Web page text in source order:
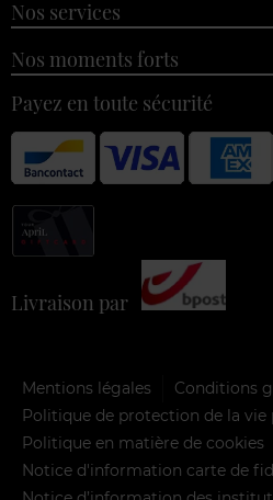
Nos services
Nos moments forts
Payez en toute sécurité
Livraison par
Mentions légales
Conditions
Politique de protection de la vie
Politique en matière de cookies
Notice d'information carte de